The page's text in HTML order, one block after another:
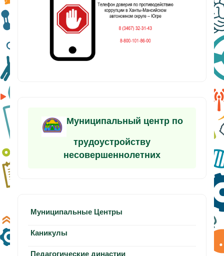
Муниципальный центр по
трудоустройству
несовершеннолетних
Муниципальные Центры
Каникулы
Педагогические династии